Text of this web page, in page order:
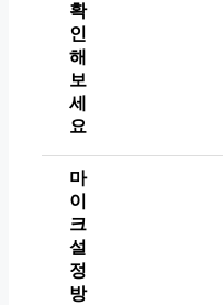
확
인
해
보
세
요
마
이
크
설
정
방